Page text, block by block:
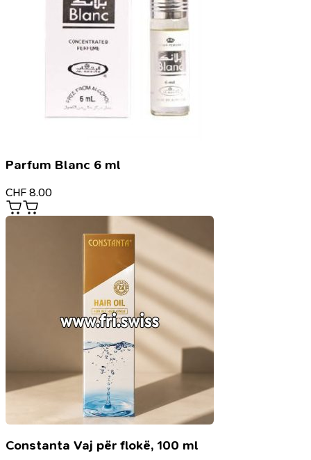
Parfum Blanc 6 ml
CHF 8.00
Constanta Vaj për flokë, 100 ml